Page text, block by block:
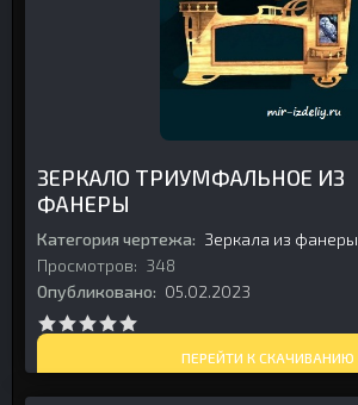
ЗЕРКАЛО ТРИУМФАЛЬНОЕ ИЗ
ФАНЕРЫ
Категория чертежа: Зеркала из фанеры
Просмотров: 348
Опубликовано: 05.02.2023
ПЕРЕЙТИ К СКАЧИВАНИЮ